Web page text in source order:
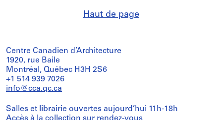
Haut de page
Centre Canadien d’Architecture
1920, rue Baile
Montréal, Québec H3H 2S6
+1 514 939 7026
info@cca.qc.ca
Salles et librairie ouvertes aujourd’hui 11h-18h